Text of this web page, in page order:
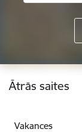
Kājene
Ātrās saites
Vakances